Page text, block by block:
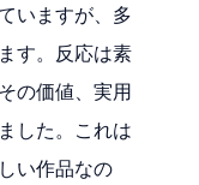
いますが、多
す。反応は素
の価値、実用
した。これは
い作品なの